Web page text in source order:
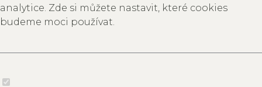
analytice. Zde si můžete nastavit, které cookies
budeme moci používat.